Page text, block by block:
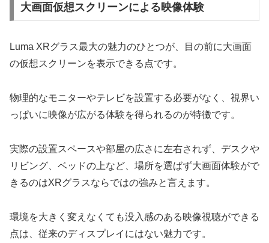
大画面仮想スクリーンによる映像体験
Luma XRグラス最大の魅力のひとつが、目の前に大画面
の仮想スクリーンを表示できる点です。
物理的なモニターやテレビを設置する必要がなく、視界い
っぱいに映像が広がる体験を得られるのが特徴です。
実際の設置スペースや部屋の広さに左右されず、デスクや
リビング、ベッドの上など、場所を選ばず大画面体験がで
きるのはXRグラスならではの強みと言えます。
環境を大きく変えなくても没入感のある映像視聴ができる
点は、従来のディスプレイにはない魅力です。